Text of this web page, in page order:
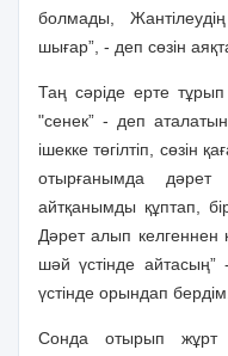
болмады,
шығар”, - деп сөзiн
Таң сәрiде ерте
"сенек” - деп
iшекке төгiлтiп, сөзiн
отырғанымда
айтқанымды құптап,
Дәрет алып келгеннен
шәй үстiнде
үстiнде орындап бердiм.
Сонда отырып жұрт